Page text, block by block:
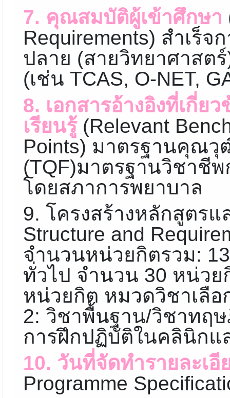
7. คุณสมบัติผู้เข้าศึกษา
Requirements) สำเร็
ปลาย (สายวิทยาศาสต
(เช่น TCAS, O-NET,
8. เอกสารอ้างอิงที่เกี่ย
เรียนรู้(Relevant
Points) มาตรฐานคุณ
(TQF)มาตรฐานวิชาชี
โดยสภาการพยาบาล
9. โครงสร้างหลักสูตร
Structure and
จำนวนหน่วยกิตรวม:
ทั่วไป จำนวน 30 หน่ว
หน่วยกิต หมวดวิชาเลื
2: วิชาพื้นฐาน/วิชาทฤ
การฝึกปฏิบัติในคลินิก
10. วันที่จัดทำรายละเ
Programme